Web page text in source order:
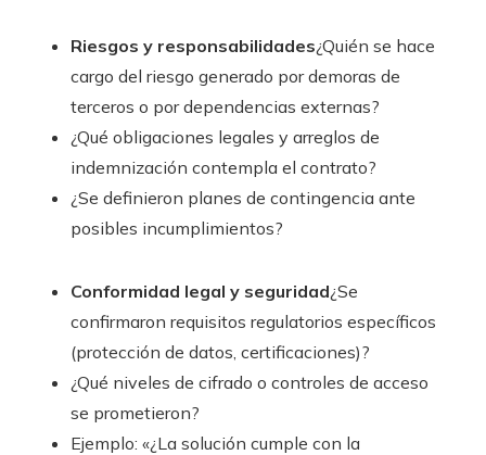
Riesgos y responsabilidades¿Quién se hace
cargo del riesgo generado por demoras de
terceros o por dependencias externas?
¿Qué obligaciones legales y arreglos de
indemnización contempla el contrato?
¿Se definieron planes de contingencia ante
posibles incumplimientos?
Conformidad legal y seguridad¿Se
confirmaron requisitos regulatorios específicos
(protección de datos, certificaciones)?
¿Qué niveles de cifrado o controles de acceso
se prometieron?
Ejemplo: «¿La solución cumple con la